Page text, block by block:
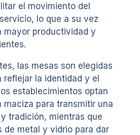
el movimiento del
lo que a su vez
mayor productividad y
las mesas son elegidas
reflejar la identidad y el
establecimientos optan
maciza para transmitir una
tradición, mientras que
de metal y vidrio para dar